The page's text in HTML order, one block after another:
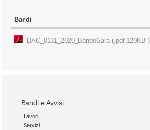
Bandi
DAC_0131_2020_BandoGara (.pdf 120KB )
Bandi e Avvisi
Lavori
Servizi